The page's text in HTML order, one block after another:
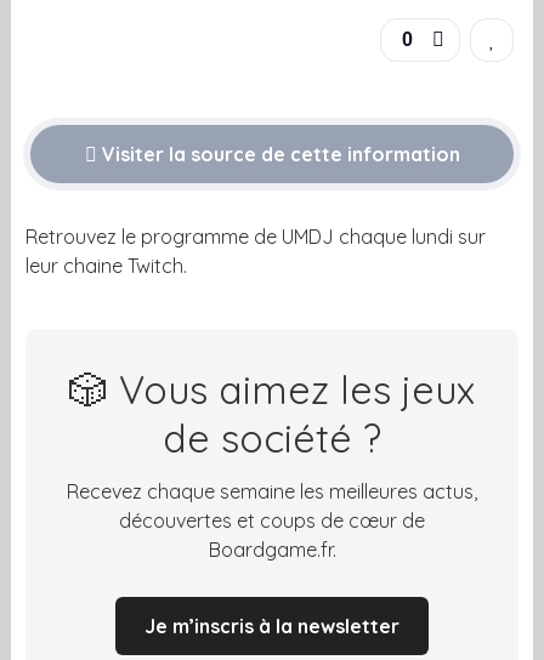
0
Visiter la source de cette information
Retrouvez le programme de UMDJ chaque lundi sur
leur chaine Twitch.
🎲 Vous aimez les jeux
de société ?
Recevez chaque semaine les meilleures actus,
découvertes et coups de cœur de
Boardgame.fr.
Je m’inscris à la newsletter